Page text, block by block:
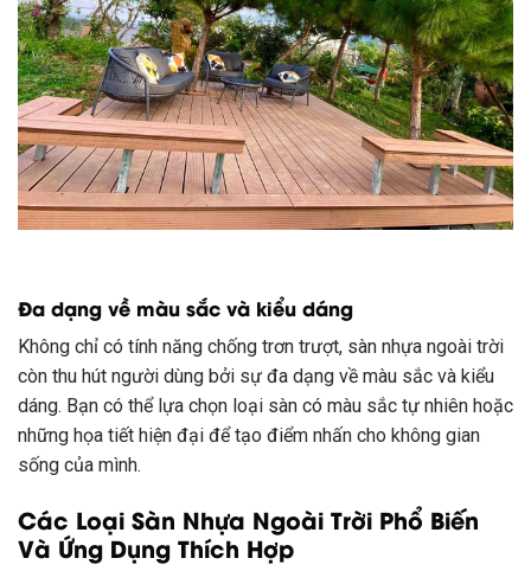
Đa dạng về màu sắc và kiểu dáng
Không chỉ có tính năng chống trơn trượt, sàn nhựa ngoài trời
còn thu hút người dùng bởi sự đa dạng về màu sắc và kiểu
dáng. Bạn có thể lựa chọn loại sàn có màu sắc tự nhiên hoặc
những họa tiết hiện đại để tạo điểm nhấn cho không gian
sống của mình.
Các Loại Sàn Nhựa Ngoài Trời Phổ Biến
Và Ứng Dụng Thích Hợp